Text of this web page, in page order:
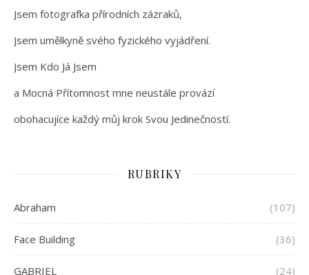
Jsem fotografka přírodních zázraků,
Jsem umělkyně svého fyzického vyjádření.
Jsem Kdo Já Jsem
a Mocná Přítomnost mne neustále provází
obohacujíce každý můj krok Svou Jedinečností.
RUBRIKY
Abraham (107)
Face Building (36)
GABRIEL (24)